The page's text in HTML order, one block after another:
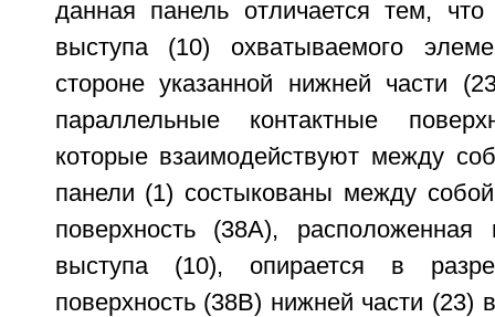
данная панель отличается тем,
выступа (10) охватываемого
стороне указанной нижней части
параллельные контактные
которые взаимодействуют между
панели (1) состыкованы между
поверхность (38A),
выступа (10), опирается в
поверхность (38B) нижней части (23)